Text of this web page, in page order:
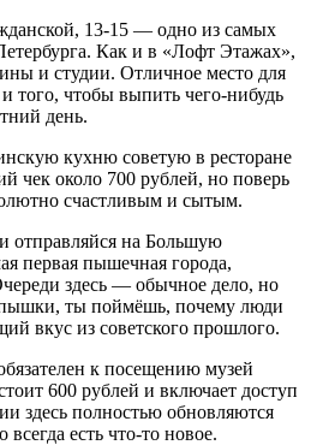
13-15 — одно из самых
Как и в «Лофт Этажах»,
и студии. Отличное место для
того, чтобы выпить чего-нибудь
день.
кухню советую в ресторане
чек около 700 рублей, но поверь
счастливым и сытым.
отправляйся на Большую
первая пышечная города,
здесь — обычное дело, но
ты поймёшь, почему люди
вкус из советского прошлого.
к посещению музей
600 рублей и включает доступ
здесь полностью обновляются
есть что-то новое.